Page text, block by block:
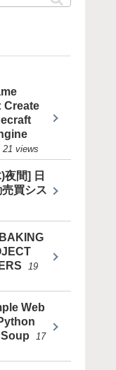
Create
21 views
夜間] 日
買シス
19
Web
17